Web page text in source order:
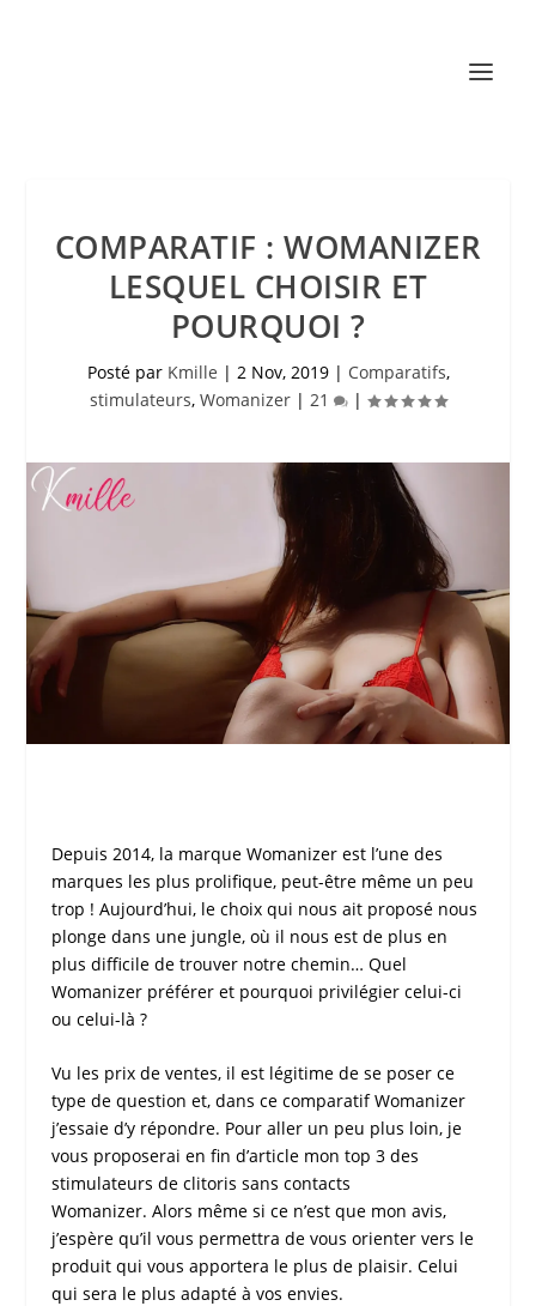
COMPARATIF : WOMANIZER
LESQUEL CHOISIR ET
POURQUOI ?
Posté par Kmille | 2 Nov, 2019| Comparatifs,
stimulateurs, Womanizer | 21 |
Depuis 2014, la marque Womanizerest l’une des
marques les plus prolifique, peut-être même un peu
trop ! Aujourd’hui, le choix qui nous ait proposé nous
plonge dans une jungle, où il nous est de plus en
plus difficile de trouver notre chemin… Quel
Womanizerpréférer et pourquoi privilégier celui-ci
ou celui-là ?
Vu les prix de ventes, il est légitime de se poser ce
type de question et, dans ce comparatif Womanizer
j’essaie d’y répondre. Pour aller un peu plus loin, je
vous proposerai en fin d’article mon top 3 des
stimulateurs de clitoris sans contacts
Womanizer. Alors même si ce n’est que mon avis,
j’espère qu’il vous permettra de vous orienter vers le
produit qui vous apportera le plus de plaisir. Celui
qui sera le plus adapté à vos envies.